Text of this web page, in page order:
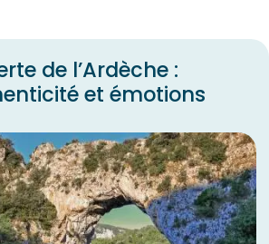
de l’Ardèche :
et émotions